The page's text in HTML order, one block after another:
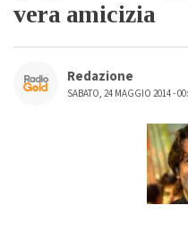
vera amicizia
Redazione
SABATO, 24 MAGGIO 2014 -